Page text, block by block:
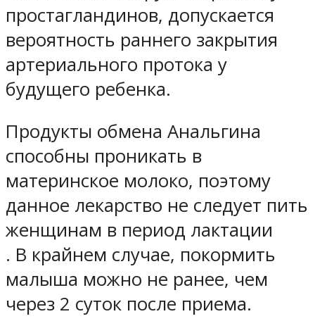
простагландинов, допускается
вероятность раннего закрытия
артериального протока у
будущего ребенка.
Продукты обмена Анальгина
способны проникать в
материнское молоко, поэтому
данное лекарство не следует пить
женщинам в период лактации
. В крайнем случае, покормить
малыша можно не ранее, чем
через 2 суток после приема.